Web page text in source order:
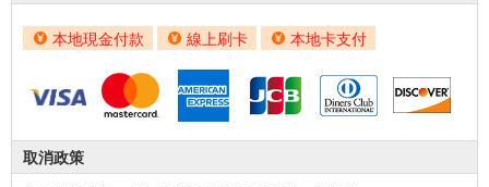
本地現金付款 線上刷卡 本地卡支付
取消政策